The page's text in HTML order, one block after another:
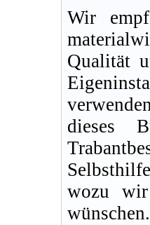
Wir
Qualität
dieses
wozu
wünschen.